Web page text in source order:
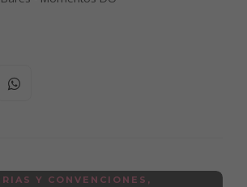
Y CONVENCIONES ,